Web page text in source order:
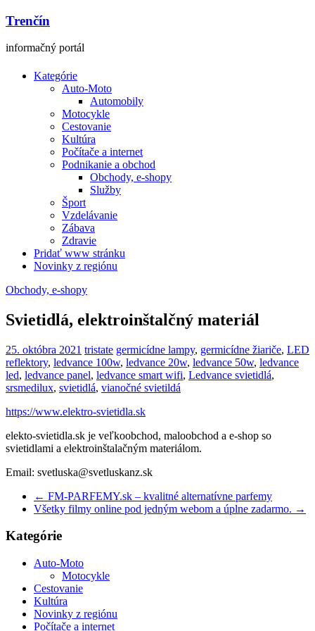
Trenčín
informačný portál
Kategórie
Auto-Moto
Automobily
Motocykle
Cestovanie
Kultúra
Počítače a internet
Podnikanie a obchod
Obchody, e-shopy
Služby
Šport
Vzdelávanie
Zábava
Zdravie
Pridať www stránku
Novinky z regiónu
Obchody, e-shopy
Svietidlá, elektroinštalčný materiál
25. októbra 2021 tristate germicídne lampy, germicídne žiariče, LED
reflektory, ledvance 100w, ledvance 20w, ledvance 50w, ledvance
led, ledvance panel, ledvance smart wifi, Ledvance svietidlá,
srsmedilux, svietidlá, vianočné svietildá
https://www.elektro-svietidla.sk
elekto-svietidla.sk je veľkoobchod, maloobchod a e-shop so
svietidlami a elektroinštalačným materiálom.
Email: svetluska@svetluskanz.sk
← FM-PARFEMY.sk – kvalitné alternatívne parfemy
Všetky filmy online pod jedným webom a úplne zadarmo. →
Kategórie
Auto-Moto
Motocykle
Cestovanie
Kultúra
Novinky z regiónu
Počítače a internet